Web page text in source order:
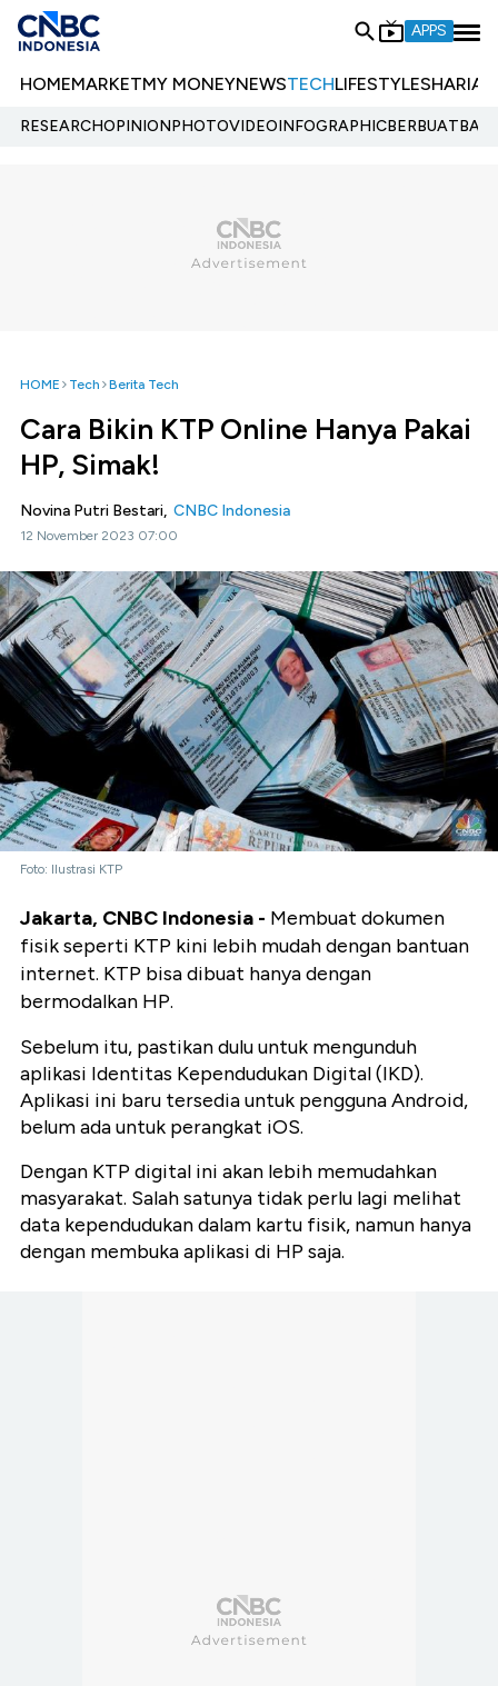
APPS
HOMEMARKETMY MONEYNEWSTECHLIFESTYLESHARIA
RESEARCHOPINIONPHOTOVIDEOINFOGRAPHIC
HOME Tech Berita Tech
Cara Bikin KTP Online Hanya Pakai
HP, Simak!
Novina Putri Bestari, CNBC Indonesia
12 November 2023 07:00
Foto: Ilustrasi KTP
Jakarta, CNBC Indonesia - Membuat dokumen
fisik seperti KTP kini lebih mudah dengan bantuan
internet. KTP bisa dibuat hanya dengan
bermodalkan HP.
Sebelum itu, pastikan dulu untuk mengunduh
aplikasi Identitas Kependudukan Digital (IKD).
Aplikasi ini baru tersedia untuk pengguna Android,
belum ada untuk perangkat iOS.
Dengan KTP digital ini akan lebih memudahkan
masyarakat. Salah satunya tidak perlu lagi melihat
data kependudukan dalam kartu fisik, namun hanya
dengan membuka aplikasi di HP saja.